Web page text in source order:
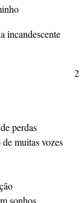
incandescente
2
perdas
muitas vozes
sonhos